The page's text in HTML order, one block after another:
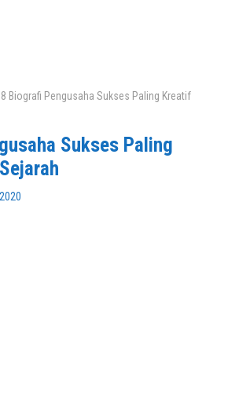
Biografi Pengusaha Sukses Paling Kreatif
Sukses Paling